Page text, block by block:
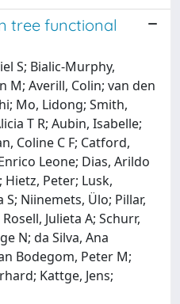
tree functional
S; Bialic-Murphy,
M; Averill, Colin; van den
Mo, Lidong; Smith,
T R; Aubin, Isabelle;
Coline C F; Catford,
Leone; Dias, Arildo
Hietz, Peter; Lusk,
Niinemets, Ülo; Pillar,
Julieta A; Schurr,
N; da Silva, Ana
Bodegom, Peter M;
Kattge, Jens;